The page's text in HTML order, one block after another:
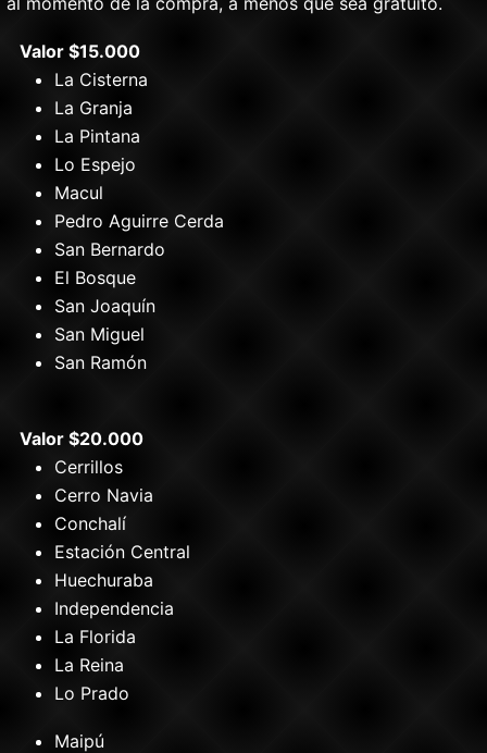
Valor $15.000
La Cisterna
La Granja
La Pintana
Lo Espejo
Macul
Pedro Aguirre Cerda
San Bernardo
El Bosque
San Joaquín
San Miguel
San Ramón
Valor $20.000
Cerrillos
Cerro Navia
Conchalí
Estación Central
Huechuraba
Independencia
La Florida
La Reina
Lo Prado
Maipú